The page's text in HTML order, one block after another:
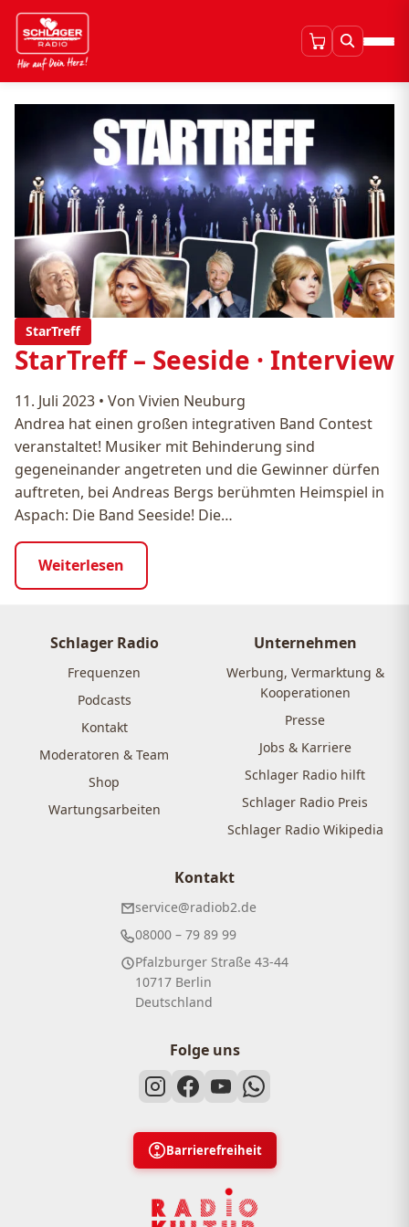
StarTreff
StarTreff – Seeside · Interview
11. Juli 2023 • Von Vivien Neuburg
Andrea hat einen großen integrativen Band Contest
veranstaltet! Musiker mit Behinderung sind
gegeneinander angetreten und die Gewinner dürfen
auftreten, bei Andreas Bergs berühmten Heimspiel in
Aspach: Die Band Seeside! Die…
Weiterlesen
Schlager Radio
Frequenzen
Podcasts
Kontakt
Moderatoren & Team
Shop
Wartungsarbeiten
Unternehmen
Werbung, Vermarktung &
Kooperationen
Presse
Jobs & Karriere
Schlager Radio hilft
Schlager Radio Preis
Schlager Radio Wikipedia
Kontakt
service@radiob2.de
08000 – 79 89 99
Pfalzburger Straße 43-44
10717 Berlin
Deutschland
Folge uns
Barrierefreiheit